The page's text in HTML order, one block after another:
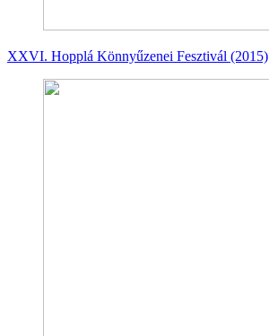
XXVI. Hopplá Könnyűzenei Fesztivál (2015)